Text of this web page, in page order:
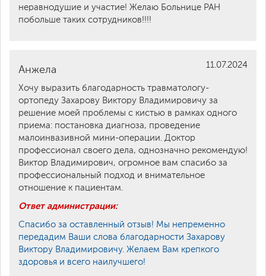
неравнодушие и участие! Желаю Больнице РАН
побольше таких сотрудников!!!!
11.07.2024
Анжела
Хочу выразить благодарность травматологу-
ортопеду Захарову Виктору Владимировичу за
решение моей проблемы с кистью в рамках одного
приема: постановка диагноза, проведение
малоинвазивной мини-операции. Доктор
профессионал своего дела, однозначно рекомендую!
Виктор Владимирович, огромное вам спасибо за
профессиональный подход и внимательное
отношение к пациентам.
Ответ администрации:
Спасибо за оставленный отзыв! Мы непременно
передадим Ваши слова благодарности Захарову
Виктору Владимировичу. Желаем Вам крепкого
здоровья и всего наилучшего!